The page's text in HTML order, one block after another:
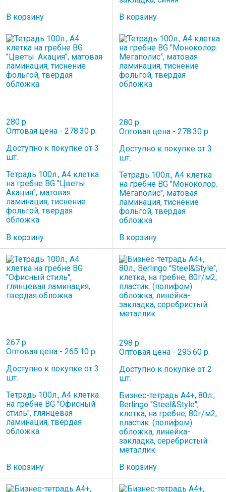
В корзину
В корзину
280 р.
Оптовая цена - 278.30 р.
Доступно к покупке от 3
шт.
Тетрадь 100л., А4 клетка
на гребне BG "Цветы.
Акация", матовая
ламинация, тиснение
фольгой, твердая
обложка
В корзину
280 р.
Оптовая цена - 278.30 р.
Доступно к покупке от 3
шт.
Тетрадь 100л., А4 клетка
на гребне BG "Моноколор.
Мегаполис", матовая
ламинация, тиснение
фольгой, твердая
обложка
В корзину
267 р.
Оптовая цена - 265.10 р.
Доступно к покупке от 3
шт.
Тетрадь 100л., А4 клетка
на гребне BG "Офисный
стиль", глянцевая
ламинация, твердая
обложка
В корзину
298 р.
Оптовая цена - 295.60 р.
Доступно к покупке от 2
шт.
Бизнес-тетрадь А4+, 80л.,
Berlingo "Steel&Style",
клетка, на гребне, 80г/м2,
пластик. (полифом)
обложка, линейка-
закладка, серебристый
металлик
В корзину